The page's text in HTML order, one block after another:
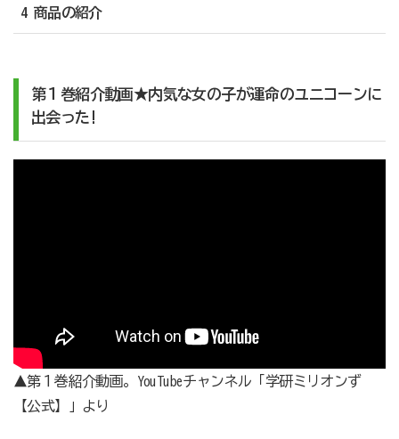
4 商品の紹介
第１巻紹介動画★内気な女の子が運命のユニコーンに
出会った!
▲第１巻紹介動画。YouTubeチャンネル「学研ミリオンず
【公式】」より